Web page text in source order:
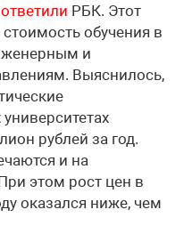
ответили РБК. Этот
обучения в
и
Выяснилось,
рублей за год.
и на
этом рост цен в
оказался ниже, чем